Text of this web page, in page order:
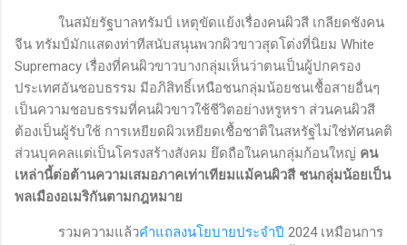
ในสมัยรัฐบาลทรัมป์ เหตุขัดแย้งเรื่องคนผิวสี เกลียดชังคน
จีน ทรัมป์มักแสดงท่าทีสนับสนุนพวกผิวขาวสุดโต่งที่นิยม White
Supremacy เรื่องที่คนผิวขาวบางกลุ่มเห็นว่าตนเป็นผู้ปกครอง
ประเทศอันชอบธรรม มีอภิสิทธิ์เหนือชนกลุ่มน้อยชนเชื้อสายอื่นๆ
เป็นความชอบธรรมที่คนผิวขาวใช้ชีวิตอย่างหรูหรา ส่วนคนผิวสี
ต้องเป็นผู้รับใช้ การเหยียดผิวเหยียดเชื้อชาติในสหรัฐไม่ใช่ทัศนคติ
ส่วนบุคคลแต่เป็นโครงสร้างสังคม ยึดถือในคนกลุ่มก้อนใหญ่ คน
เหล่านี้ต่อต้านความเสมอภาคเท่าเทียมแม้คนผิวสี ชนกลุ่มน้อยเป็น
พลเมืองอเมริกันตามกฎหมาย
รวมความแล้วคำแถลงนโยบายประจำปี 2024 เหมือนการ